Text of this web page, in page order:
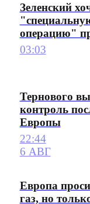
Зеленский
операцию"
03:03
Тернового
контроль
Европы
22:44
6 АВГ
Европа
газ, но